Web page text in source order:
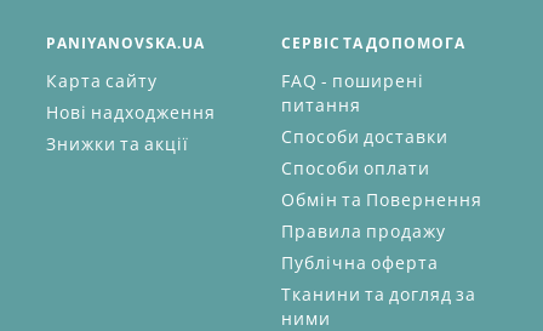
PANIYANOVSKA.UA
Карта сайту
Нові надходження
Знижки та акції
СЕРВІС ТА ДОПОМОГА
FAQ - поширені
питання
Способи доставки
Способи оплати
Обмін та Повернення
Правила продажу
Публічна оферта
Тканини та догляд за
ними